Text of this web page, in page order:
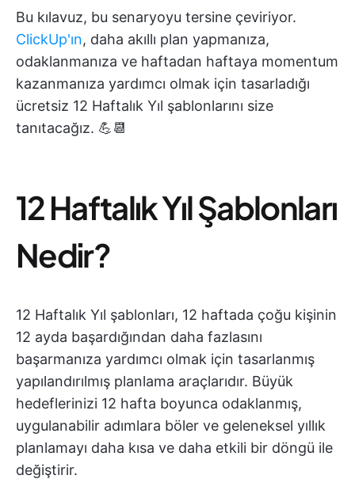
Bu kılavuz, bu senaryoyu tersine çeviriyor.
ClickUp'ın, daha akıllı plan yapmanıza,
odaklanmanıza ve haftadan haftaya momentum
kazanmanıza yardımcı olmak için tasarladığı
ücretsiz 12 Haftalık Yıl şablonlarını size
tanıtacağız. 💪📆
12 Haftalık Yıl Şablonları
Nedir?
12 Haftalık Yıl şablonları, 12 haftada çoğu kişinin
12 ayda başardığından daha fazlasını
başarmanıza yardımcı olmak için tasarlanmış
yapılandırılmış planlama araçlarıdır. Büyük
hedeflerinizi 12 hafta boyunca odaklanmış,
uygulanabilir adımlara böler ve geleneksel yıllık
planlamayı daha kısa ve daha etkili bir döngü ile
değiştirir.